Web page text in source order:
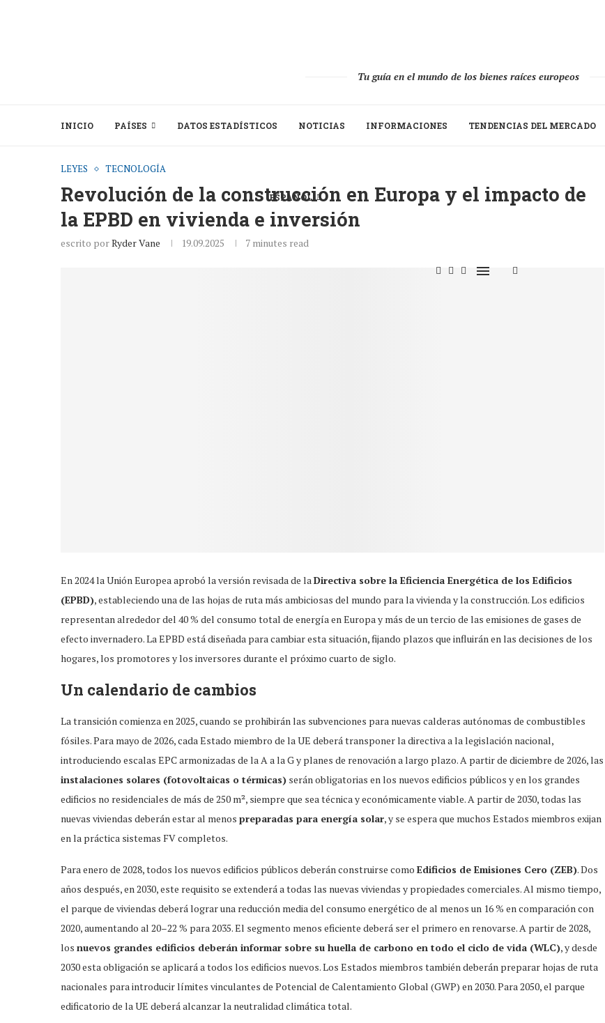
Tu guía en el mundo de los bienes raíces europeos
INICIO PAÍSES DATOS ESTADÍSTICOS NOTICIAS INFORMACIONES TENDENCIAS DEL MERCADO
ESPAÑOL
LEYES TECNOLOGÍA
Revolución de la construcción en Europa y el impacto de
la EPBD en vivienda e inversión
escrito porRyder Vane 19.09.2025 7 minutes read
En 2024 la Unión Europea aprobó la versión revisada de laDirectiva sobre la Eficiencia Energética de los Edificios
(EPBD), estableciendo una de las hojas de ruta más ambiciosas del mundo para la vivienda y la construcción. Los edificios
representan alrededor del 40 % del consumo total de energía en Europa y más de un tercio de las emisiones de gases de
efecto invernadero. La EPBD está diseñada para cambiar esta situación, fijando plazos que influirán en las decisiones de los
hogares, los promotores y los inversores durante el próximo cuarto de siglo.
Un calendario de cambios
La transición comienza en 2025, cuando se prohibirán las subvenciones para nuevas calderas autónomas de combustibles
fósiles. Para mayo de 2026, cada Estado miembro de la UE deberá transponer la directiva a la legislación nacional,
introduciendo escalas EPC armonizadas de la A a la G y planes de renovación a largo plazo. A partir de diciembre de 2026, las
instalaciones solares (fotovoltaicas o térmicas) serán obligatorias en los nuevos edificios públicos y en los grandes
edificios no residenciales de más de 250 m², siempre que sea técnica y económicamente viable. A partir de 2030, todas las
nuevas viviendas deberán estar al menos preparadas para energía solar, y se espera que muchos Estados miembros exijan
en la práctica sistemas FV completos.
Para enero de 2028, todos los nuevos edificios públicos deberán construirse como Edificios de Emisiones Cero (ZEB). Dos
años después, en 2030, este requisito se extenderá a todas las nuevas viviendas y propiedades comerciales. Al mismo tiempo,
el parque de viviendas deberá lograr una reducción media del consumo energético de al menos un 16 % en comparación con
2020, aumentando al 20–22 % para 2035. El segmento menos eficiente deberá ser el primero en renovarse. A partir de 2028,
los nuevos grandes edificios deberán informar sobre su huella de carbono en todo el ciclo de vida (WLC), y desde
2030 esta obligación se aplicará a todos los edificios nuevos. Los Estados miembros también deberán preparar hojas de ruta
nacionales para introducir límites vinculantes de Potencial de Calentamiento Global (GWP) en 2030. Para 2050, el parque
edificatorio de la UE deberá alcanzar la neutralidad climática total.